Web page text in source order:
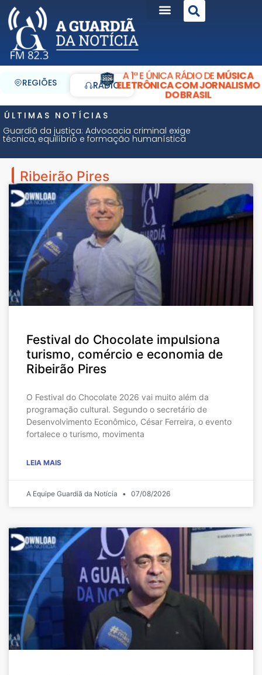
REGIÕES RÁDIO
A 1ª E ÚNICA RÁDIO DE MÚSICA
ELETRÔNICA COM JORNALISMO
DO BRASIL
ÚLTIMAS NOTÍCIAS
Guardiã da justiça: Advocacia criminal exige
técnica, equilíbrio e formação humanística
Ribeirão Pires
Festival do Chocolate impulsiona
turismo, comércio e economia de
Ribeirão Pires
O Festival do Chocolate 2026 vai muito além da
programação cultural. Segundo o secretário de
Desenvolvimento Econômico, César Ferreira, o evento
fortalece o turismo, movimenta
LEIA MAIS
A Equipe Guardiã da Notícia 07/08/2026